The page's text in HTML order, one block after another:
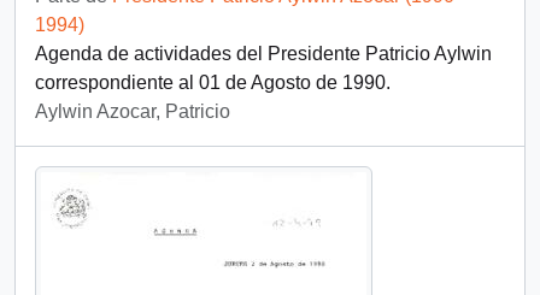
1994)
Agenda de actividades del Presidente Patricio Aylwin
correspondiente al 01 de Agosto de 1990.
Aylwin Azocar, Patricio